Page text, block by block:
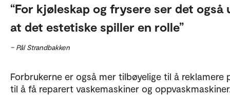
For kjøleskap og frysere ser det også
at det estetiske spiller en rolle
– Pål Strandbakken
Forbrukerne er også mer tilbøyelige til å reklamere
til å få reparert vaskemaskiner og